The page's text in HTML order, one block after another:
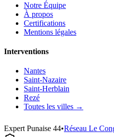
Notre Équipe
À propos
Certifications
Mentions légales
Interventions
Nantes
Saint-Nazaire
Saint-Herblain
Rezé
Toutes les villes →
Expert Punaise 44•Réseau Le